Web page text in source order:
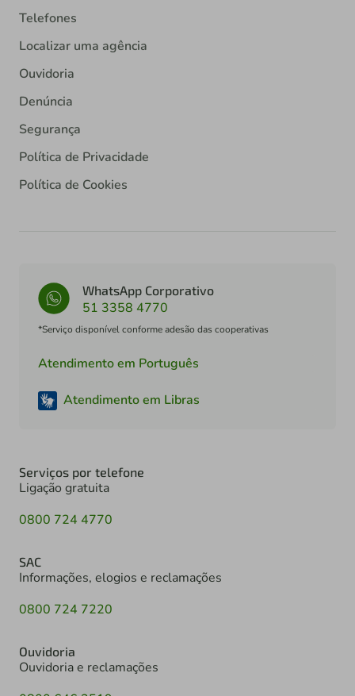
Telefones
Localizar uma agência
Ouvidoria
Denúncia
Segurança
Política de Privacidade
Política de Cookies
WhatsApp Corporativo
51 3358 4770
*Serviço disponível conforme adesão das cooperativas
Atendimento em Português
Atendimento em Libras
Serviços por telefone
Ligação gratuita
0800 724 4770
SAC
Informações, elogios e reclamações
0800 724 7220
Ouvidoria
Ouvidoria e reclamações